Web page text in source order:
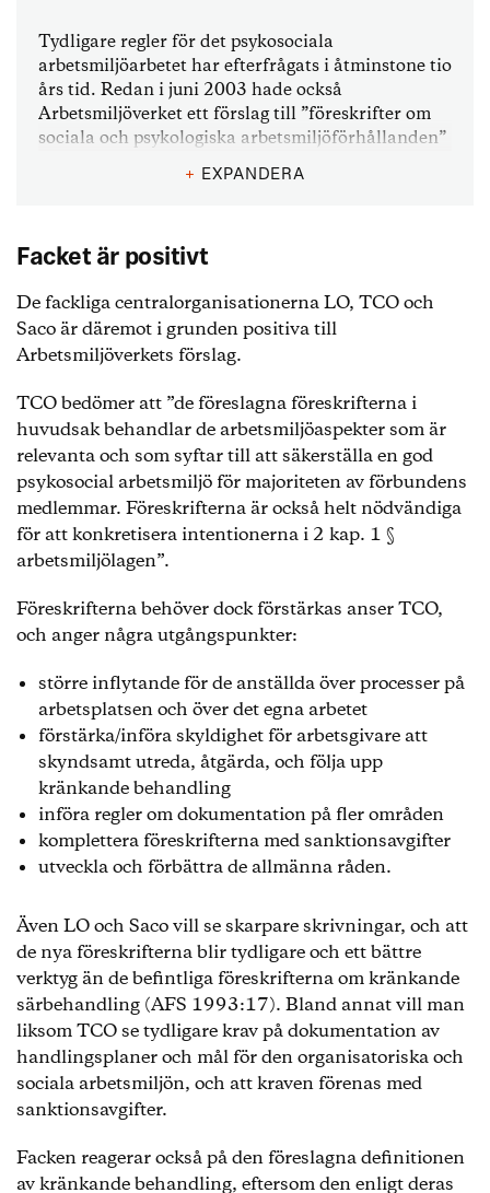
Tydligare regler för det psykosociala
arbetsmiljöarbetet har efterfrågats i åtminstone tio
års tid. Redan i juni 2003 hade också
Arbetsmiljöverket ett förslag till ”föreskrifter om
sociala och psykologiska arbetsmiljöförhållanden”
klart. Förslaget åkte dock i papperskorgen, främst
på grund av parternas oförenliga krav och
Nu har alltså Arbetsmiljöverket gjort ett omtag och
organisatorisk och social arbetsmiljö som är tänkt
att förtydliga kraven i fråga om arbetsbelastning,
konflikter och kränkande behandling (mobbning)
Förslaget går att hämta påArbetsmiljöverkets
webbplats.
+ EXPANDERA
Facket är positivt
De fackliga centralorganisationerna LO, TCO och
Saco är däremot i grunden positiva till
Arbetsmiljöverkets förslag.
TCO bedömer att ”de föreslagna föreskrifterna i
huvudsak behandlar de arbetsmiljöaspekter som är
relevanta och som syftar till att säkerställa en god
psykosocial arbetsmiljö för majoriteten av förbundens
medlemmar. Föreskrifterna är också helt nödvändiga
för att konkretisera intentionerna i 2 kap. 1 §
arbetsmiljölagen”.
Föreskrifterna behöver dock förstärkas anser TCO,
och anger några utgångspunkter:
större inflytande för de anställda över processer på
arbetsplatsen och över det egna arbetet
förstärka/införa skyldighet för arbetsgivare att
skyndsamt utreda, åtgärda, och följa upp
kränkande behandling
införa regler om dokumentation på fler områden
komplettera föreskrifterna med sanktionsavgifter
utveckla och förbättra de allmänna råden.
Även LO och Saco vill se skarpare skrivningar, och att
de nya föreskrifterna blir tydligare och ett bättre
verktyg än de befintliga föreskrifterna om kränkande
särbehandling (AFS 1993:17). Bland annat vill man
liksom TCO se tydligare krav på dokumentation av
handlingsplaner och mål för den organisatoriska och
sociala arbetsmiljön, och att kraven förenas med
sanktionsavgifter.
Facken reagerar också på den föreslagna definitionen
av kränkande behandling, eftersom den enligt deras